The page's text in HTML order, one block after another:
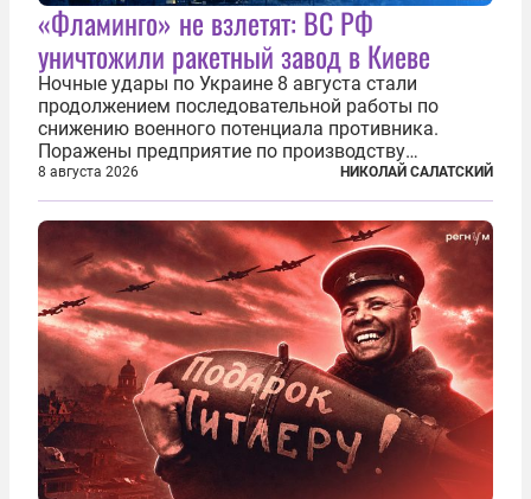
«Фламинго» не взлетят: ВС РФ
уничтожили ракетный завод в Киеве
Ночные удары по Украине 8 августа стали
продолжением последовательной работы по
снижению военного потенциала противника.
Поражены предприятие по производству
крылатых ракет, крупный склад топлива и два
сухогруза с военными грузами. Дополнительно
нанесены удары по объектам в ряде городов. В
Киеве...
8 августа 2026 НИКОЛАЙ САЛАТСКИЙ